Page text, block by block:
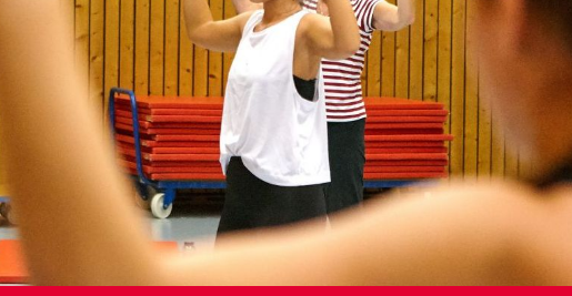
NEWS TERMINE
Nicht das Richtige gefunden?
nehmen Sie Kontakt mit uns auf. Wir helfen gerne weiter.
post@svo.germaringen.de
Anfahrt Impressum Datenschutz